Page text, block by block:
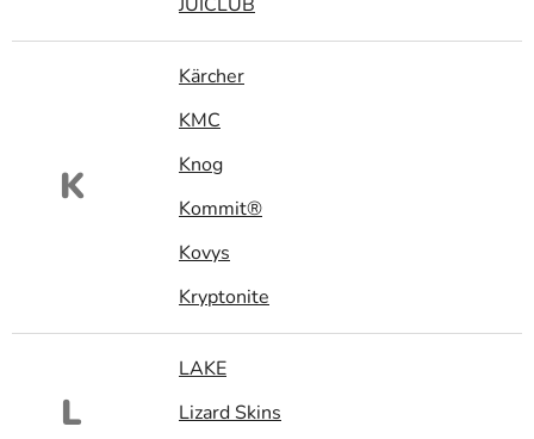
K
Kärcher
KMC
Knog
Kommit®
Kovys
Kryptonite
L
LAKE
Lizard Skins